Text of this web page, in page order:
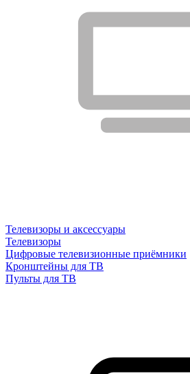
Телевизоры и аксессуары
Телевизоры
Цифровые телевизионные приёмники
Кронштейны для ТВ
Пульты для ТВ